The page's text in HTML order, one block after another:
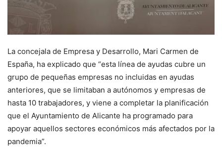
La concejala de Empresa y Desarrollo, Mari Carmen de
España, ha explicado que “esta línea de ayudas cubre un
grupo de pequeñas empresas no incluidas en ayudas
anteriores, que se limitaban a autónomos y empresas de
hasta 10 trabajadores, y viene a completar la planificación
que el Ayuntamiento de Alicante ha programado para
apoyar aquellos sectores económicos más afectados por la
pandemia”.